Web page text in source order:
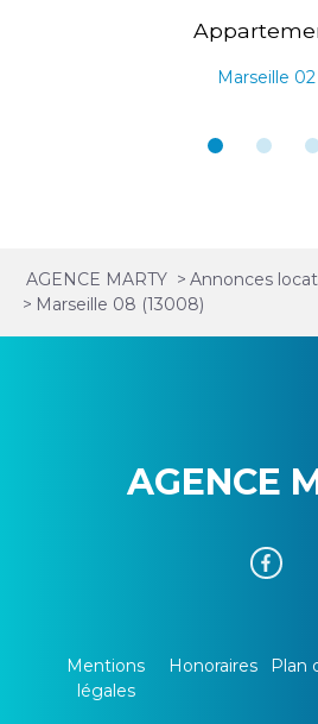
Marseille 02
AGENCE MARTY > Annonces
> Marseille 08 (13008)
AGENCE
Mentions
légales
Honoraires Plan